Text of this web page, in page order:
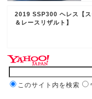
2019 SSP300 ヘレス【
＆レースリザルト】
このサイト内を検索